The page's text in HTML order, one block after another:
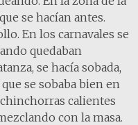
se hacían antes.
En los carnavales se
quedaban
se hacía sobada,
se sobaba bien en
calientes
con la masa.